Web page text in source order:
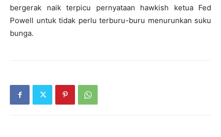
bergerak naik terpicu pernyataan hawkish ketua Fed
Powell untuk tidak perlu terburu-buru menurunkan suku
bunga.